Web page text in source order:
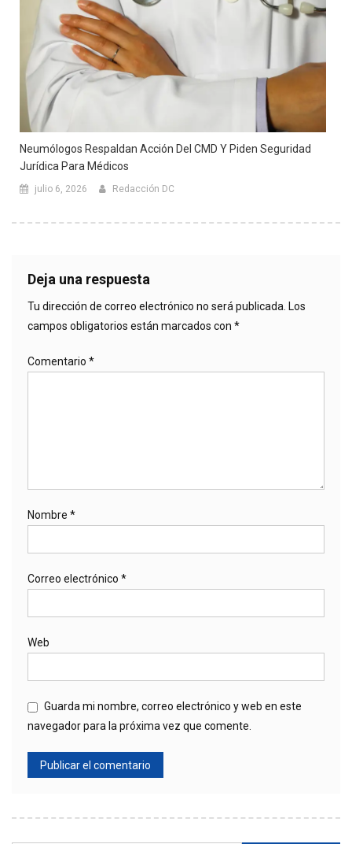
Neumólogos Respaldan Acción Del CMD Y Piden Seguridad
Jurídica Para Médicos
julio 6, 2026 Redacción DC
Deja una respuesta
Tu dirección de correo electrónico no será publicada. Los
campos obligatorios están marcados con *
Comentario *
Nombre *
Correo electrónico *
Web
Guarda mi nombre, correo electrónico y web en este
navegador para la próxima vez que comente.